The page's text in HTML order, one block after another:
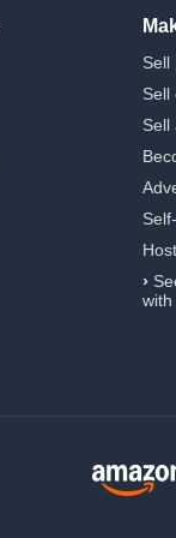
Sell
Sell
Sell
›
with